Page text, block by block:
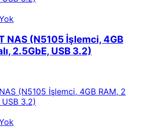
NAS (N5105 İşlemci, 4GB
2.5GbE, USB 3.2)